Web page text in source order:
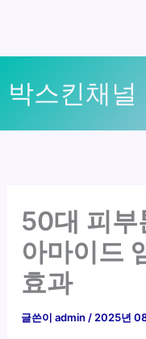
텐
로
박스킨채널
50대 피부
아마이드
효과
글쓴이admin / 2025년